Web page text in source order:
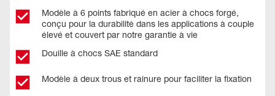
Modèle à 6 points fabriqué en acier à chocs forgé,
conçu pour la durabilité dans les applications à couple
élevé et couvert par notre garantie à vie
Douille à chocs SAE standard
Modèle à deux trous et rainure pour faciliter la fixation